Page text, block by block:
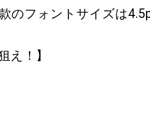
のフォントサイズは
え！】